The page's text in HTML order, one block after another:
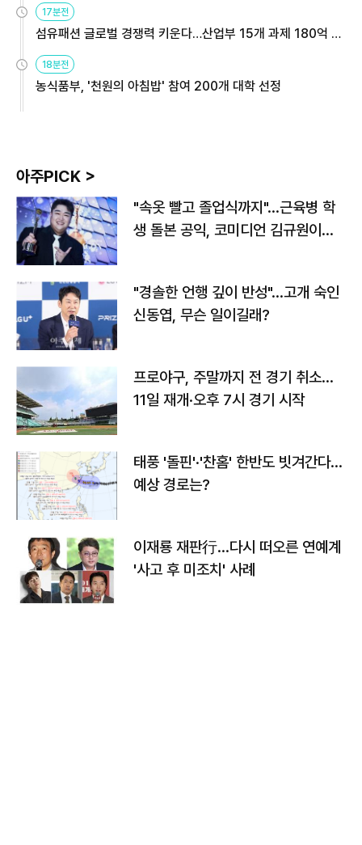
17분전
섬유패션 글로벌 경쟁력 키운다…산업부 15개 과제 180억 지
원
18분전
농식품부, '천원의 아침밥' 참여 200개 대학 선정
아주PICK >
"속옷 빨고 졸업식까지"…근육병 학
생 돌본 공익, 코미디언 김규원이었
"경솔한 언행 깊이 반성"…고개 숙인
신동엽, 무슨 일이길래?
프로야구, 주말까지 전 경기 취소…
11일 재개·오후 7시 경기 시작
태풍 '돌핀'·'찬홈' 한반도 빗겨간다…
예상 경로는?
이재룡 재판行…다시 떠오른 연예계
'사고 후 미조치' 사례